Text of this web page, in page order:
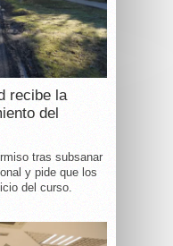
recibe la
del
tras subsanar
y pide que los
del curso.